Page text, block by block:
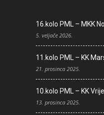
16.kolo PML – MKK
5. veljače 2026.
11.kolo PML – KK
21. prosinca 2025.
10.kolo PML – KK
13. prosinca 2025.